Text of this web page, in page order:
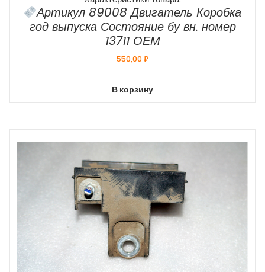
Артикул 89008 Двигатель Коробка
год выпуска Состояние бу вн. номер
13711 ОЕМ
550,00₽
В корзину